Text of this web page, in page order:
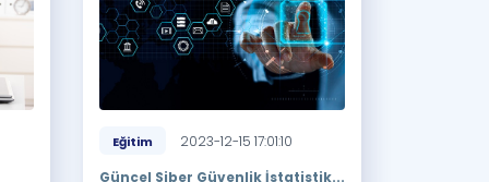
Eğitim
2023-12-15 17:01:10
Güncel Siber Güvenlik İstatistik...